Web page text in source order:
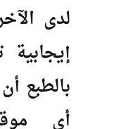
لدى
بالطبع
أي